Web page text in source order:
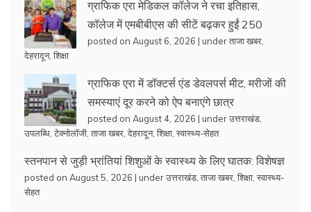
ग्राफिक एरा मेडिकल कॉलेज ने रचा इतिहास,
कॉलेज में एमबीबीएस की सीटें बढ़कर हुईं 250
posted on August 6, 2026 | underताजा खबर
देहरादून, शिक्षा
ग्राफिक एरा में डॉक्टर्स एंड डेवलपर्स मीट, मरीजों की
समस्याएं दूर करने को ऐप बनाएंगे छात्र
posted on August 4, 2026 | underउत्तराखंड
उपलब्धि टेक्नोलॉजी ताजा खबर देहरादून, शिक्षा स्वास्थ्य-सेहत
स्तनपान से जुड़ी भ्रांतियां शिशुओं के स्वास्थ्य के लिए घातक: विशेषज्ञ
posted on August 5, 2026 | underउत्तराखंड ताजा खबर शिक्षा स्वास्थ्य-
सेहत